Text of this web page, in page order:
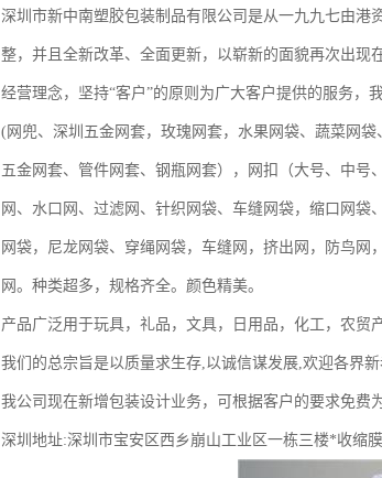
深圳市新中南塑胶包装制品有限公司是从一九九七由港
整，并且全新改革、全面更新，以崭新的面貌再次出现
经营理念，坚持“客户”的原则为广大客户提供的服务，
(网兜、深圳五金网套，玫瑰网套，水果网袋、蔬菜网
五金网套、管件网套、钢瓶网套），网扣（大号、中
网、水口网、过滤网、针织网袋、车缝网袋，缩口网
网袋，尼龙网袋、穿绳网袋，车缝网，挤出网，防鸟
网。种类超多，规格齐全。颜色精美。
产品广泛用于玩具，礼品，文具，日用品，化工，农贸
我们的总宗旨是以质量求生存,以诚信谋发展,欢迎各界
我公司现在新增包装设计业务，可根据客户的要求免费
深圳地址:深圳市宝安区西乡崩山工业区一栋三楼*收缩